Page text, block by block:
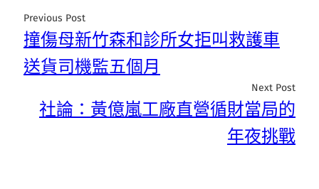
Previous Post
撞傷母新竹森和診所女拒叫救護車
送貨司機監五個月
Next Post
社論：黃億嵐工廠直營循財當局的
年夜挑戰